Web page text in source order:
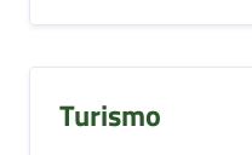
Turismo